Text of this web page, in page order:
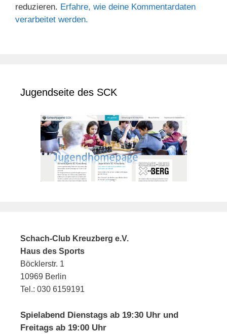
reduzieren. Erfahre, wie deine Kommentardaten
verarbeitet werden.
Jugendseite des SCK
Schach-Club Kreuzberg e.V.
Haus des Sports
Böcklerstr. 1
10969 Berlin
Tel.: 030 6159191
Spielabend Dienstags ab 19:30 Uhr und
Freitags ab 19:00 Uhr